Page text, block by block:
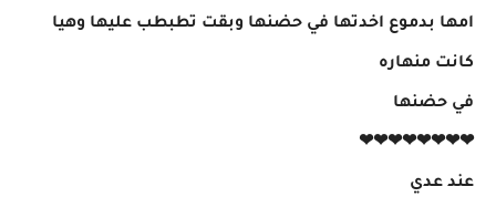
امها بدموع اخدتها في حضنها وبقت تطبطب عليها وهيا
كانت منهاره
في حضنها
❤❤❤❤❤❤❤❤
عند عدي